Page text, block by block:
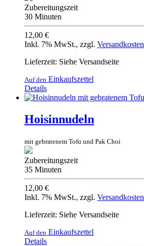
Zubereitungszeit
30 Minuten
12,00 €
Inkl. 7% MwSt., zzgl. Versandkosten
Lieferzeit: Siehe Versandseite
Auf den Einkaufszettel
Details
Hoisinnudeln
mit gebratenem Tofu und Pak Choi
Zubereitungszeit
35 Minuten
12,00 €
Inkl. 7% MwSt., zzgl. Versandkosten
Lieferzeit: Siehe Versandseite
Auf den Einkaufszettel
Details